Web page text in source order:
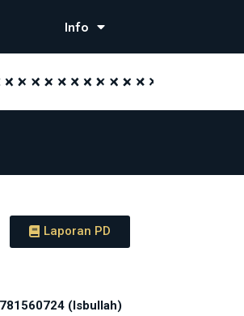
Info
Laporan PD
(Isbullah)